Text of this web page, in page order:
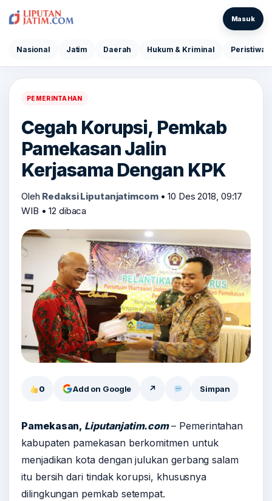
Nasional Jatim Daerah Hukum & Kriminal Peristiwa
Masuk
PEMERINTAHAN
Cegah Korupsi, Pemkab
Pamekasan Jalin
Kerjasama Dengan KPK
Oleh Redaksi Liputanjatimcom • 10 Des 2018, 09:17
WIB • 12 dibaca
0 Add on Google ↗ Simpan
Pamekasan, Liputanjatim.com– Pemerintahan
kabupaten pamekasan berkomitmen untuk
menjadikan kota dengan julukan gerbang salam
itu bersih dari tindak korupsi, khususnya
dilingkungan pemkab setempat.